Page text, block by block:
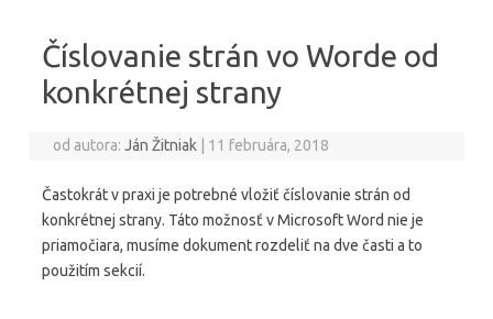
Číslovanie strán vo Worde od
konkrétnej strany
od autora:Ján Žitniak 11 februára, 2018
Častokrát v praxi je potrebné vložiť číslovanie strán od
konkrétnej strany. Táto možnosť v Microsoft Word nie je
priamočiara, musíme dokument rozdeliť na dve časti a to
použitím sekcií.